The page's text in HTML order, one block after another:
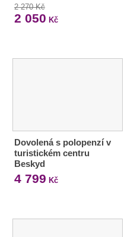
2 270 Kč
2 050 Kč
Dovolená s polopenzí v
turistickém centru
Beskyd
4 799 Kč